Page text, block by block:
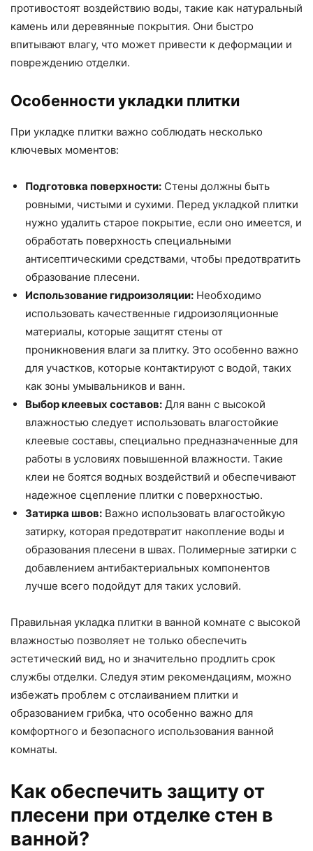
противостоят воздействию воды, такие как натуральный
камень или деревянные покрытия. Они быстро
впитывают влагу, что может привести к деформации и
повреждению отделки.
Особенности укладки плитки
При укладке плитки важно соблюдать несколько
ключевых моментов:
Подготовка поверхности: Стены должны быть
ровными, чистыми и сухими. Перед укладкой плитки
нужно удалить старое покрытие, если оно имеется, и
обработать поверхность специальными
антисептическими средствами, чтобы предотвратить
образование плесени.
Использование гидроизоляции: Необходимо
использовать качественные гидроизоляционные
материалы, которые защитят стены от
проникновения влаги за плитку. Это особенно важно
для участков, которые контактируют с водой, таких
как зоны умывальников и ванн.
Выбор клеевых составов: Для ванн с высокой
влажностью следует использовать влагостойкие
клеевые составы, специально предназначенные для
работы в условиях повышенной влажности. Такие
клеи не боятся водных воздействий и обеспечивают
надежное сцепление плитки с поверхностью.
Затирка швов: Важно использовать влагостойкую
затирку, которая предотвратит накопление воды и
образования плесени в швах. Полимерные затирки с
добавлением антибактериальных компонентов
лучше всего подойдут для таких условий.
Правильная укладка плитки в ванной комнате с высокой
влажностью позволяет не только обеспечить
эстетический вид, но и значительно продлить срок
службы отделки. Следуя этим рекомендациям, можно
избежать проблем с отслаиванием плитки и
образованием грибка, что особенно важно для
комфортного и безопасного использования ванной
комнаты.
Как обеспечить защиту от
плесени при отделке стен в
ванной?